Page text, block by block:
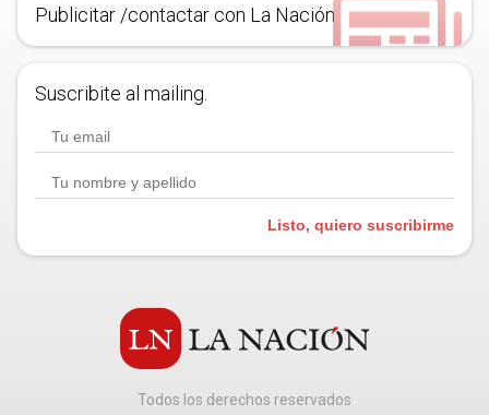
Publicitar /contactar con La Nación
Suscribite al mailing.
Listo, quiero suscribirme
Todos los derechos reservados